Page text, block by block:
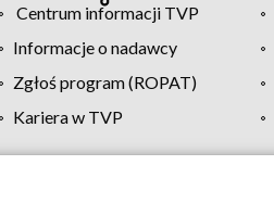
Centrum informacji TVP
Informacje o nadawcy
Zgłoś program (ROPAT)
Kariera w TVP